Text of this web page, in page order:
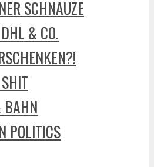
SCHNAUZE
& CO.
BAHN
POLITICS